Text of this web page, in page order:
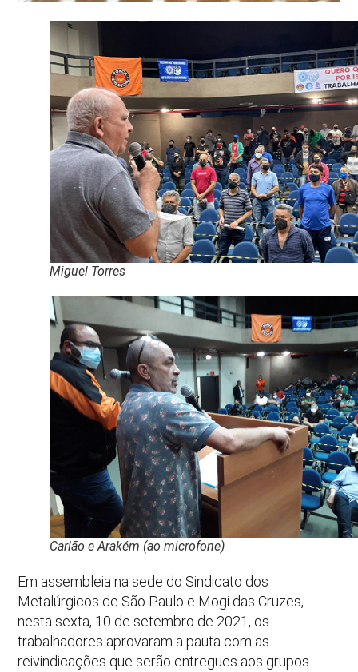
Miguel Torres
Carlão e Arakém (ao microfone)
Em assembleia na sede do Sindicato dos
Metalúrgicos de São Paulo e Mogi das Cruzes,
nesta sexta, 10 de setembro de 2021, os
trabalhadores aprovaram a pauta com as
reivindicações que serão entregues aos grupos